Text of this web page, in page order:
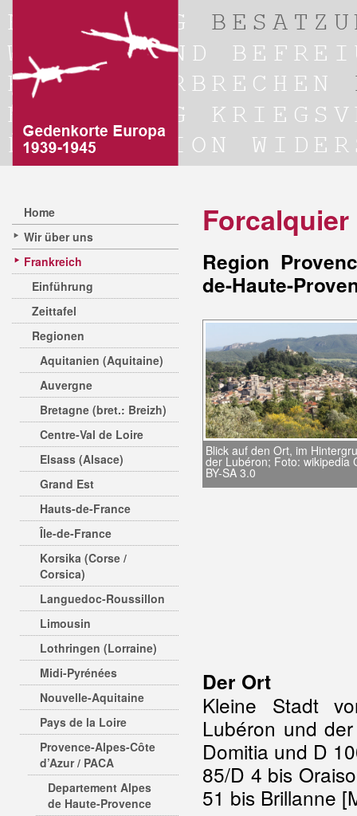
Home
Wir über uns
Frankreich
Einführung
Zeittafel
Regionen
Aquitanien (Aquitaine)
Auvergne
Bretagne (bret.: Breizh)
Centre-Val de Loire
Elsass (Alsace)
Grand Est
Hauts-de-France
Île-de-France
Korsika (Corse /
Corsica)
Languedoc-Roussillon
Limousin
Lothringen (Lorraine)
Midi-Pyrénées
Nouvelle-Aquitaine
Pays de la Loire
Provence-Alpes-Côte
d’Azur / PACA
Departement Alpes
de Haute-Provence
Forcalquier
Region
de-Haute-
Blick auf den Ort, im
der Lubéron; Foto: wikipedia
BY-SA 3.0
Der Ort
Kleine Stadt
Lubéron und
Domitia und D
85/D 4 bis
51 bis Brillanne